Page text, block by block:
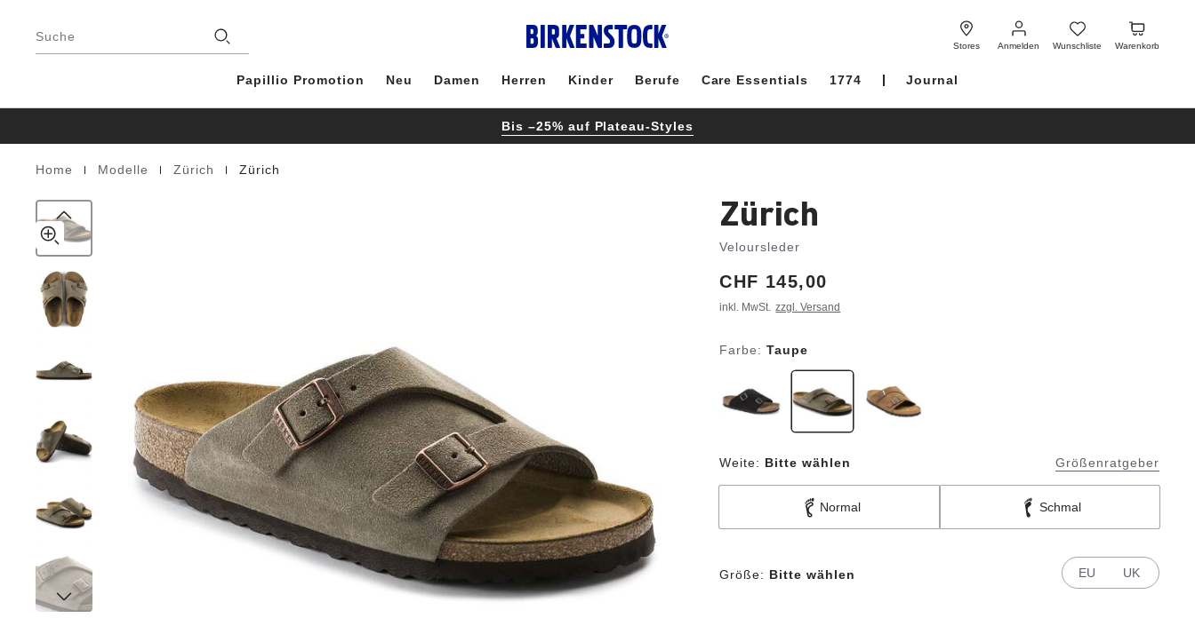
Suche
Stores Anmelden
Anmelden
Wunschliste
Wunschliste
Warenkorb
Warenkorb
Papillio Promotion Neu Damen Herren Kinder Berufe Care Essentials 1774 Journal
Bis –25% auf Plateau-Styles
Homepage
Home Modelle Zürich Zürich
Leather
Zürich
Veloursleder
Price:
CHF 145,00
inkl. MwSt. zzgl. Versand
Farbe:Taupe
Weite: Bitte wählen Größenratgeber
Normal Schmal
Größe: Bitte wählen EU UK
product